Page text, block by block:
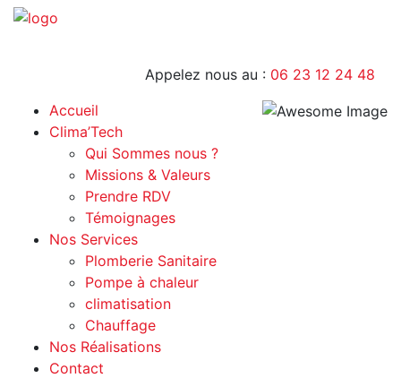
Appelez nous au : 06 23 12 24 48
Accueil
Clima’Tech
Qui Sommes nous ?
Missions & Valeurs
Prendre RDV
Témoignages
Nos Services
Plomberie Sanitaire
Pompe à chaleur
climatisation
Chauffage
Nos Réalisations
Contact